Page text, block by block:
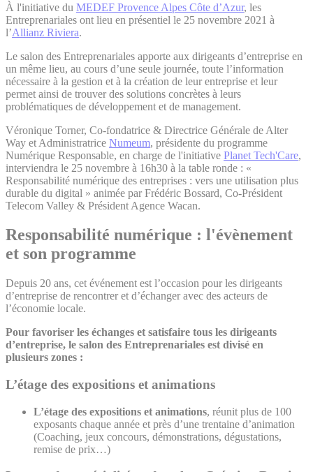
À l'initiative du MEDEF Provence Alpes Côte d’Azur, les
Entreprenariales ont lieu en présentiel le 25 novembre 2021 à
l’Allianz Riviera.
Le salon des Entreprenariales apporte aux dirigeants d’entreprise en
un même lieu, au cours d’une seule journée, toute l’information
nécessaire à la gestion et à la création de leur entreprise et leur
permet ainsi de trouver des solutions concrètes à leurs
problématiques de développement et de management.
Véronique Torner, Co-fondatrice & Directrice Générale de Alter
Way et Administratrice Numeum, présidente du programme
Numérique Responsable, en charge de l'initiative Planet Tech'Care,
interviendra le 25 novembre à 16h30 à la table ronde : «
Responsabilité numérique des entreprises : vers une utilisation plus
durable du digital » animée par Frédéric Bossard, Co-Président
Telecom Valley & Président Agence Wacan.
Responsabilité numérique : l'évènement
et son programme
Depuis 20 ans, cet événement est l’occasion pour les dirigeants
d’entreprise de rencontrer et d’échanger avec des acteurs de
l’économie locale.
Pour favoriser les échanges et satisfaire tous les dirigeants
d’entreprise, le salon des Entreprenariales est divisé en
plusieurs zones :
L’étage des expositions et animations
L’étage des expositions et animations, réunit plus de 100
exposants chaque année et près d’une trentaine d’animation
(Coaching, jeux concours, démonstrations, dégustations,
remise de prix…)